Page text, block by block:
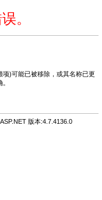
。
)可能已被移除，或其名称已更
版本:4.7.4136.0